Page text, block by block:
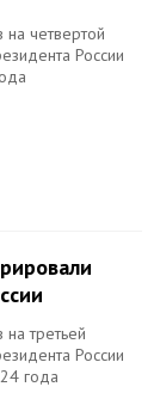
четвертой
России
третьей
России
года